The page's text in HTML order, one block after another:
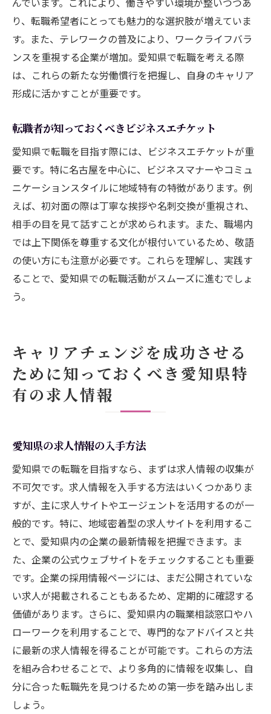
り、転職希望者にとっても魅力的な選択肢が増えていま
す。また、テレワークの普及により、ワークライフバラ
ンスを重視する企業が増加。愛知県で転職を考える際
は、これらの新たな労働慣行を把握し、自身のキャリア
形成に活かすことが重要です。
転職者が知っておくべきビジネスエチケット
愛知県で転職を目指す際には、ビジネスエチケットが重
要です。特に名古屋を中心に、ビジネスマナーやコミュ
ニケーションスタイルに地域特有の特徴があります。例
えば、初対面の際は丁寧な挨拶や名刺交換が重視され、
相手の目を見て話すことが求められます。また、職場内
では上下関係を尊重する文化が根付いているため、敬語
の使い方にも注意が必要です。これらを理解し、実践す
ることで、愛知県での転職活動がスムーズに進むでしょ
う。
キャリアチェンジを成功させる
ために知っておくべき愛知県特
有の求人情報
愛知県の求人情報の入手方法
愛知県での転職を目指すなら、まずは求人情報の収集が
不可欠です。求人情報を入手する方法はいくつかありま
すが、主に求人サイトやエージェントを活用するのが一
般的です。特に、地域密着型の求人サイトを利用するこ
とで、愛知県内の企業の最新情報を把握できます。ま
た、企業の公式ウェブサイトをチェックすることも重要
です。企業の採用情報ページには、まだ公開されていな
い求人が掲載されることもあるため、定期的に確認する
価値があります。さらに、愛知県内の職業相談窓口やハ
ローワークを利用することで、専門的なアドバイスと共
に最新の求人情報を得ることが可能です。これらの方法
を組み合わせることで、より多角的に情報を収集し、自
分に合った転職先を見つけるための第一歩を踏み出しま
しょう。